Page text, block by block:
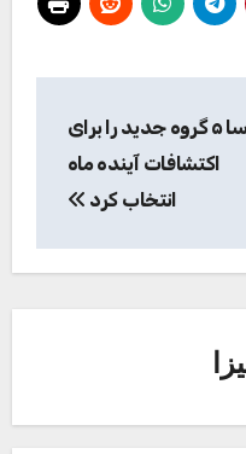
ناسا ۵ گروه جدید را برای
اکتشافات آینده ماه
انتخاب کرد